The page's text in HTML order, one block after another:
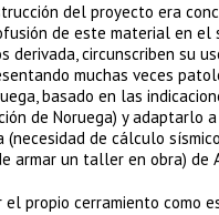
del proyecto era
de este material en
derivada, circunscriben su
muchas veces
basado en las
de Noruega) y adaptarlo
(necesidad de cálculo
armar un taller en obra) de
propio cerramiento